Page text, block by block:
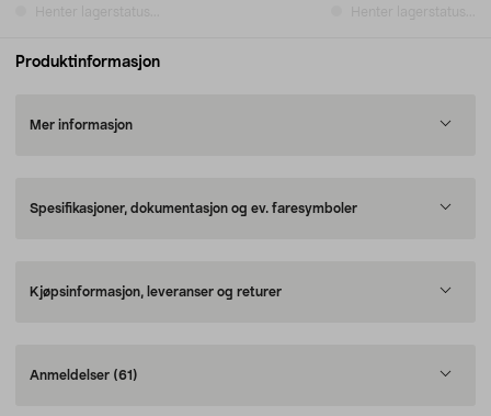
Produktinformasjon
Mer informasjon
Spesifikasjoner, dokumentasjon og ev. faresymboler
Kjøpsinformasjon, leveranser og returer
Anmeldelser (61)